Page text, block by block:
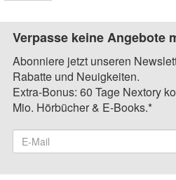
Verpasse keine Angebote
Abonniere jetzt unseren
Rabatte und Neuigkeiten.
Extra-Bonus: 60 Tage Nextory
Mio. Hörbücher & E-Books.*